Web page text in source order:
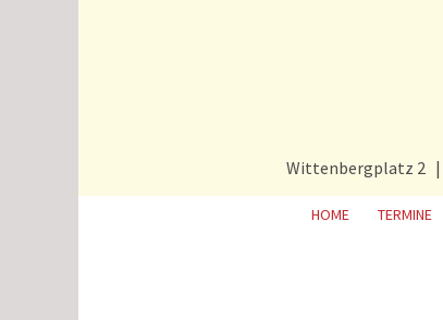
Wittenbergplatz 2
HOME TERMINE